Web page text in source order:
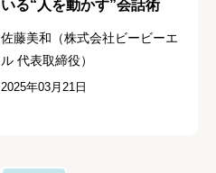
いる“人を動かす”会話術
佐藤美和（株式会社ビービーエ
ル 代表取締役）
2025年03月21日